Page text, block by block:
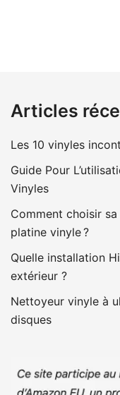
Articles
Les 10 vinyles
Guide Pour
Vinyles
Comment choisir
platine vinyle ?
Quelle installation
extérieur ?
Nettoyeur vinyle à
disques